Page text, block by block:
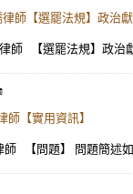
師【選罷法規】政治
師 【選罷法規】政
【實用資訊】
師 【問題】 問題簡述